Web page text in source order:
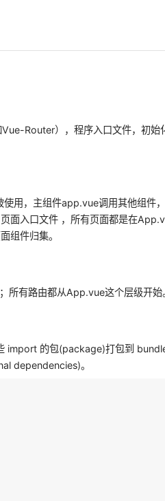
Router），程序入口文件，初始
用，主组件app.vue调用其他组件
面入口文件 ，所有页面都是在
组件归集。
所有路由都从App.vue这个层级开始
import 的包(package)打包到
dependencies)。